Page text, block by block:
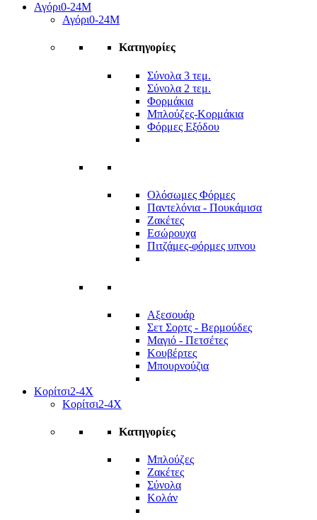
Αγόρι0-24Μ
Αγόρι0-24Μ
Κατηγορίες
Σύνολα 3 τεμ.
Σύνολα 2 τεμ.
Φορμάκια
Μπλούζες-Κορμάκια
Φόρμες Εξόδου
Ολόσωμες Φόρμες
Παντελόνια - Πουκάμισα
Ζακέτες
Εσώρουχα
Πιτζάμες-φόρμες υπνου
Αξεσουάρ
Σετ Σορτς - Βερμούδες
Μαγιό - Πετσέτες
Κουβέρτες
Μπουρνούζια
Κορίτσι2-4Χ
Κορίτσι2-4Χ
Κατηγορίες
Μπλούζες
Ζακέτες
Σύνολα
Κολάν